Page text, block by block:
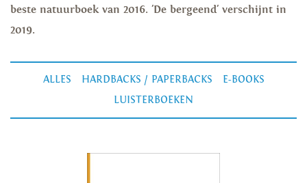
beste natuurboek van 2016. 'De bergeend' verschijnt in
2019.
ALLES HARDBACKS / PAPERBACKS
E-BOOKS
LUISTERBOEKEN